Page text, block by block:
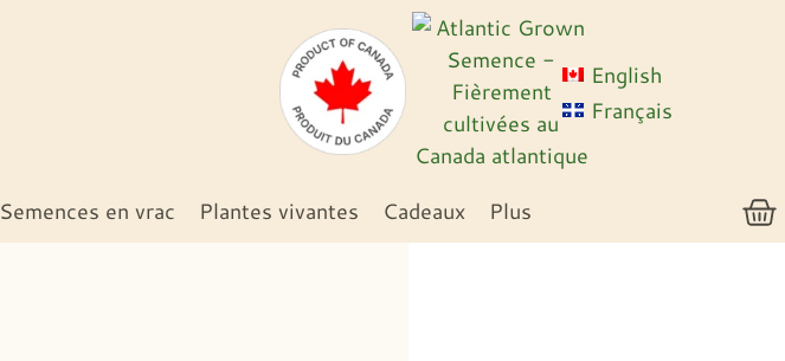
English
Français
Semences en vrac Plantes vivantes Cadeaux Plus